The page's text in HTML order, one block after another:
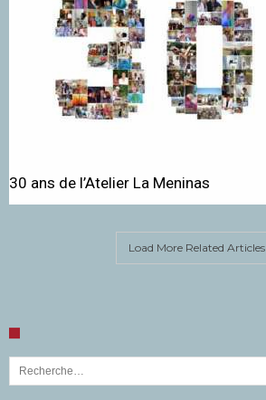
30 ans de l’Atelier La Meninas
Load More Related Articles
Rechercher :